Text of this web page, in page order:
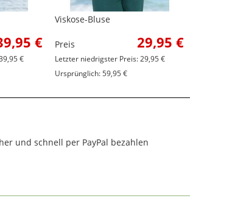
€
€
Viskose-Bluse
Preis 29,95 €
Letzter niedrigster Preis: 29,95 €
Ursprünglich: 59,95 €
und schnell per PayPal bezahlen